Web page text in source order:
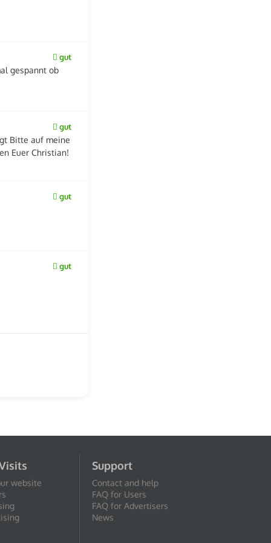
gut
gespannt ob
gut
Bitte auf meine
Euer Christian!
gut
gut
website
Support
Contact and help
FAQ for Users
FAQ for Advertisers
News